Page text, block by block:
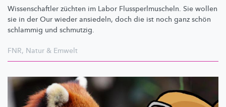
Wissenschaftler züchten im Labor Flussperlmuscheln. Sie wollen
sie in der Our wieder ansiedeln, doch die ist noch ganz schön
schlammig und schmutzig.
FNR, Natur & Emwelt